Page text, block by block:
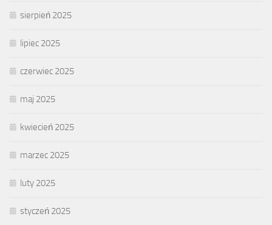
sierpień 2025
lipiec 2025
czerwiec 2025
maj 2025
kwiecień 2025
marzec 2025
luty 2025
styczeń 2025